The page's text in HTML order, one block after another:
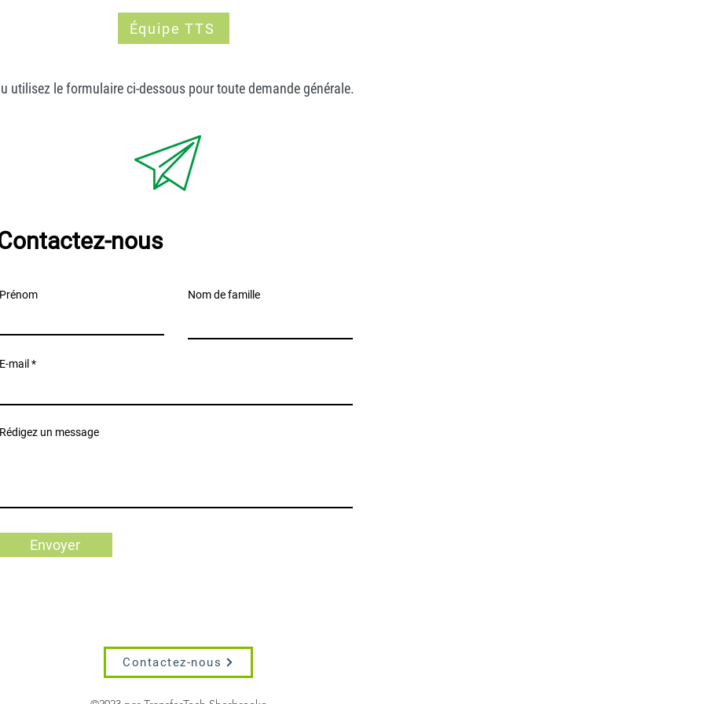
Équipe TTS
utilisez le formulaire ci-dessous pour toute demande générale.
nous
Prénom Nom de famille
E-mail
Rédigez un message
Envoyer
Contactez-nous